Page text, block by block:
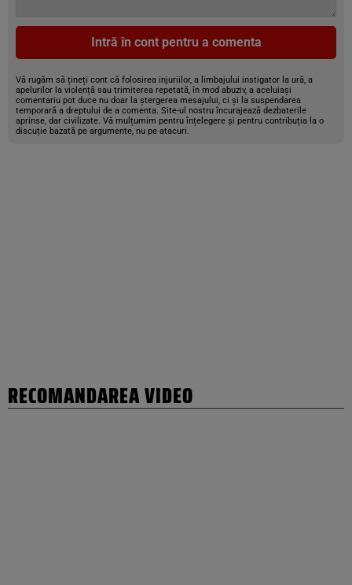
Intră în cont pentru a comenta
Vă rugăm să țineți cont că folosirea injuriilor, a limbajului instigator la ură, a
apelurilor la violență sau trimiterea repetată, în mod abuziv, a aceluiași
comentariu pot duce nu doar la ștergerea mesajului, ci și la suspendarea
temporară a dreptului de a comenta. Site-ul nostru încurajează dezbaterile
aprinse, dar civilizate. Vă mulțumim pentru înțelegere și pentru contribuția la o
discuție bazată pe argumente, nu pe atacuri.
RECOMANDAREA VIDEO